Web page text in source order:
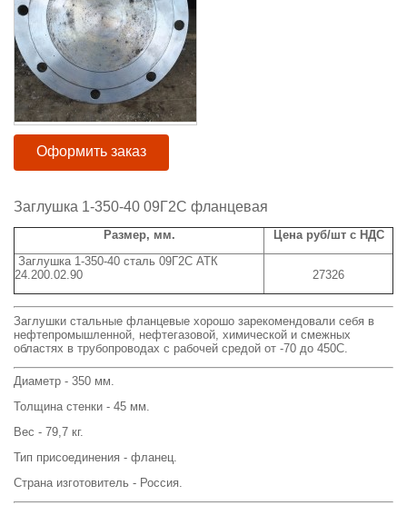
Оформить заказ
Заглушка 1-350-40 09Г2С фланцевая
Размер, мм.
Цена руб/шт с НДС
Заглушка 1-350-40 сталь 09Г2С АТК
24.200.02.90
27326
Заглушки стальные фланцевые хорошо зарекомендовали себя в
нефтепромышленной, нефтегазовой, химической и смежных
областях в трубопроводах с рабочей средой от -70 до 450С.
Диаметр - 350 мм.
Толщина стенки - 45 мм.
Вес - 79,7 кг.
Тип присоединения - фланец.
Страна изготовитель - Россия.